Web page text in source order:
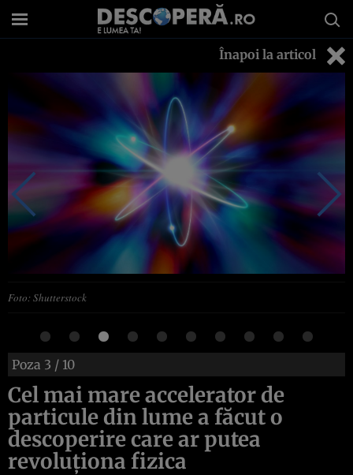
Înapoi la articol
Foto: Shutterstock
Poza 3 / 10
Cel mai mare accelerator de
particule din lume a făcut o
descoperire care ar putea
revoluționa fizica